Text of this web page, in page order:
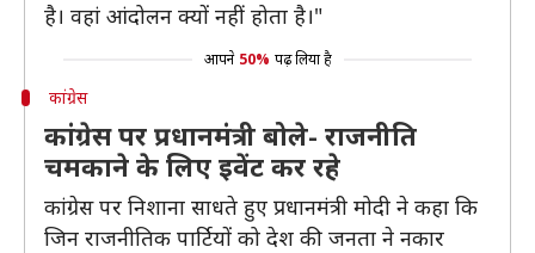
है। वहां आंदोलन क्यों नहीं होता है।"
आपने 50% पढ़ लिया है
कांग्रेस
कांग्रेस पर प्रधानमंत्री बोले- राजनीति
चमकाने के लिए इवेंट कर रहे
कांग्रेस पर निशाना साधते हुए प्रधानमंत्री मोदी ने कहा कि
जिन राजनीतिक पार्टियों को देश की जनता ने नकार